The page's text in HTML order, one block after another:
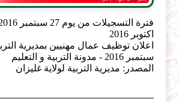
اكتوبر 2016
اعلان توظيف عمال مهنيين بمديرية
سبتمبر 2016 - مدونة التربية و التعليم
المصدر: مديرية التربية لولاية غليزان